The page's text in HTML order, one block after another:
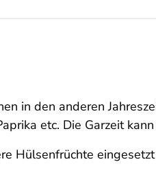
in den anderen
etc. Die Garzeit
Hülsenfrüchte